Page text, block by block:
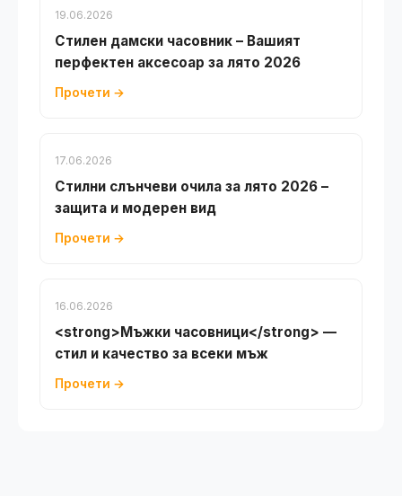
19.06.2026
Стилен дамски часовник – Вашият
перфектен аксесоар за лято 2026
Прочети →
17.06.2026
Стилни слънчеви очила за лято 2026 –
защита и модерен вид
Прочети →
16.06.2026
<strong>Мъжки часовници</strong> —
стил и качество за всеки мъж
Прочети →